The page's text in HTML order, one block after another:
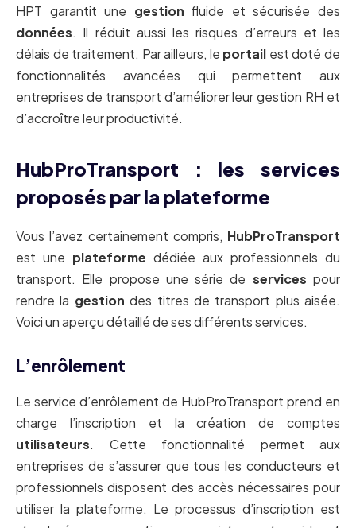
HPT garantit une gestion fluide et sécurisée des
données. Il réduit aussi les risques d’erreurs et les
délais de traitement. Par ailleurs, le portail est doté de
fonctionnalités avancées qui permettent aux
entreprises de transport d’améliorer leur gestion RH et
d’accroître leur productivité.
HubProTransport : les services
proposés par la plateforme
Vous l’avez certainement compris, HubProTransport
est une plateforme dédiée aux professionnels du
transport. Elle propose une série de services pour
rendre la gestion des titres de transport plus aisée.
Voici un aperçu détaillé de ses différents services.
L’enrôlement
Le service d’enrôlement de HubProTransport prend en
charge l’inscription et la création de comptes
utilisateurs. Cette fonctionnalité permet aux
entreprises de s’assurer que tous les conducteurs et
professionnels disposent des accès nécessaires pour
utiliser la plateforme. Le processus d’inscription est